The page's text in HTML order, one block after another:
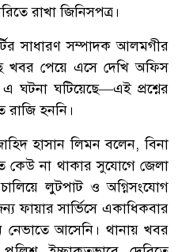
রাখা জিনিসপত্র।
সাধারণ সম্পাদক আলমগীর
খবর পেয়ে এসে দেখি অফিস
ঘটনা ঘটিয়েছে—এই প্রশ্নের
রাজি হননি।
হাসান লিমন বলেন, বিনা
কেউ না থাকার সুযোগে জেলা
লুটপাট ও অগ্নিসংযোগ
ফায়ার সার্ভিসে একাধিকবার
আসেনি। থানায় খবর